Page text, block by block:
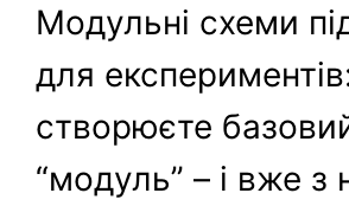
Модульні схеми
для
створюєте
“модуль” – і вже з